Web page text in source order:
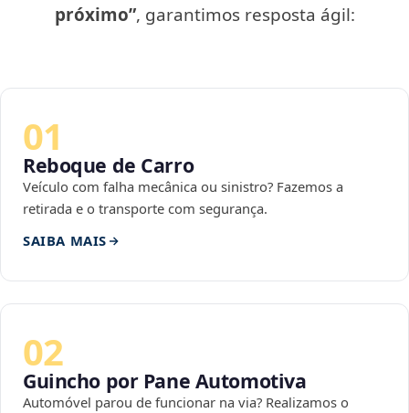
próximo”, garantimos resposta ágil:
01
Reboque de Carro
Veículo com falha mecânica ou sinistro? Fazemos a
retirada e o transporte com segurança.
SAIBA MAIS
02
Guincho por Pane Automotiva
Automóvel parou de funcionar na via? Realizamos o